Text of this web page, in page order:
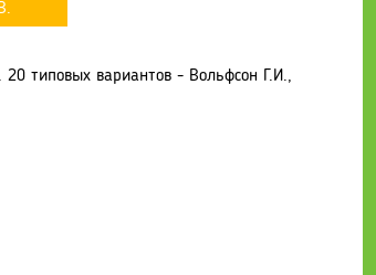
типовых вариантов - Вольфсон Г.И.,